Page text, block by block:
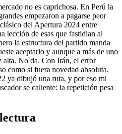
no es caprichosa. En Perú la
empezaron a pagarse peor
del Apertura 2024 entre
lección de esas que fastidian al
la estructura del partido manda
aceptarlo y aunque a más de uno
alta. No da. Con Irán, el error
como si fuera novedad absoluta.
ya dibujó una ruta, y por eso mi
se caliente: la repetición pesa